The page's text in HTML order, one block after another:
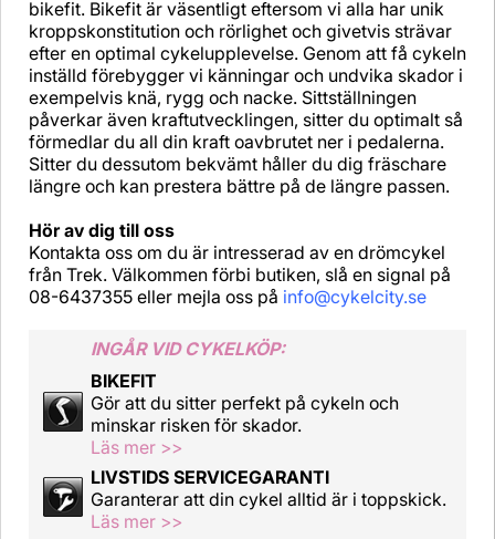
bikefit. Bikefit är väsentligt eftersom vi alla har unik
kroppskonstitution och rörlighet och givetvis strävar
efter en optimal cykelupplevelse. Genom att få cykeln
inställd förebygger vi känningar och undvika skador i
exempelvis knä, rygg och nacke. Sittställningen
påverkar även kraftutvecklingen, sitter du optimalt så
förmedlar du all din kraft oavbrutet ner i pedalerna.
Sitter du dessutom bekvämt håller du dig fräschare
längre och kan prestera bättre på de längre passen.
Hör av dig till oss
Kontakta oss om du är intresserad av en drömcykel
från Trek. Välkommen förbi butiken, slå en signal på
08-6437355 eller mejla oss på info@cykelcity.se
INGÅR VID CYKELKÖP:
BIKEFIT
Gör att du sitter perfekt på cykeln och
minskar risken för skador.
Läs mer >>
LIVSTIDS SERVICEGARANTI
Garanterar att din cykel alltid är i toppskick.
Läs mer >>